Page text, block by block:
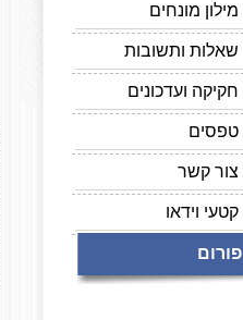
מילון מונחים
שאלות ותשובות
חקיקה ועדכונים
טפסים
צור קשר
קטעי וידאו
פורום